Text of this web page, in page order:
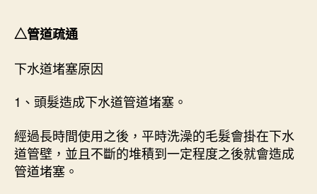
△管道疏通
下水道堵塞原因
1、頭髮造成下水道管道堵塞。
經過長時間使用之後，平時洗澡的毛髮會掛在下水
道管壁，並且不斷的堆積到一定程度之後就會造成
管道堵塞。